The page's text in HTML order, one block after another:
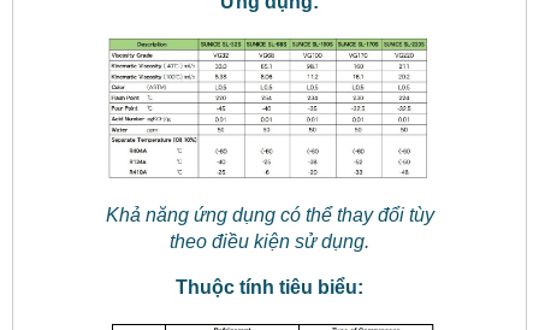
Khả năng ứng dụng có thể thay đổi tùy
theo điều kiện sử dụng.
Thuộc tính tiêu biểu: